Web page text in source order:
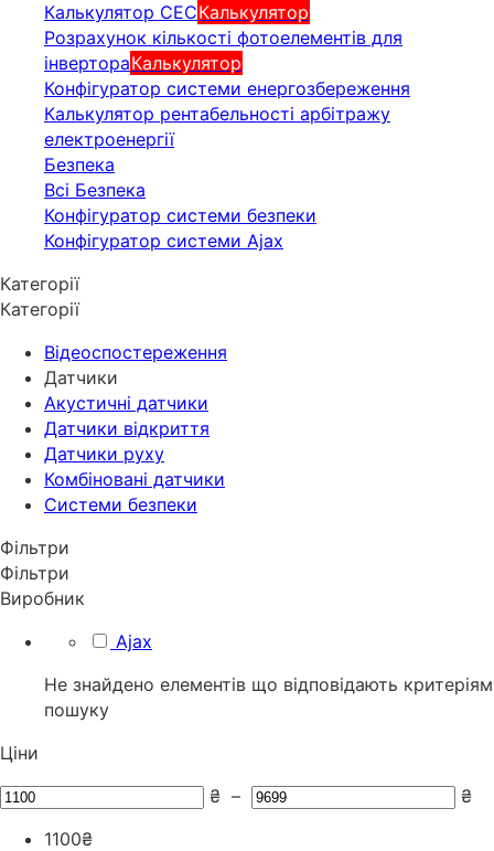
Калькулятор СЕСКалькулятор
Розрахунок кількості фотоелементів для
інвертораКалькулятор
Конфігуратор системи енергозбереження
Калькулятор рентабельності арбітражу
електроенергії
Безпека
Всі Безпека
Конфігуратор системи безпеки
Конфігуратор системи Ajax
Категорії
Категорії
Відеоспостереження
Датчики
Акустичні датчики
Датчики відкриття
Датчики руху
Комбіновані датчики
Системи безпеки
Фільтри
Фільтри
Виробник
Ajax
Не знайдено елементів що відповідають критеріям
пошуку
Ціни
₴ –
₴
1100₴